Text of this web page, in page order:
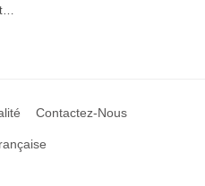
Contactez-Nous